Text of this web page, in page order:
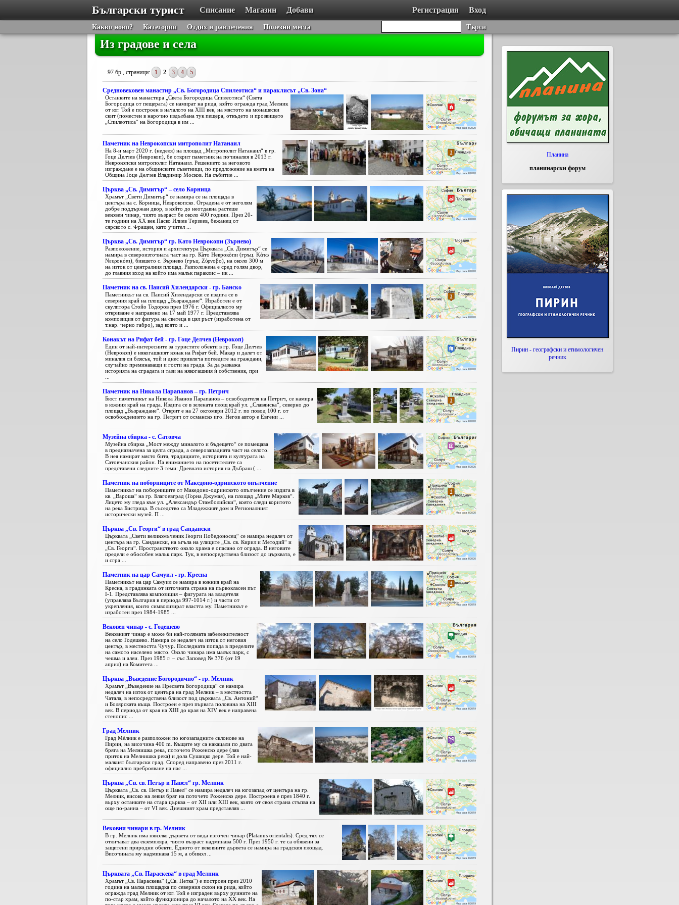
Български турист Списание Магазин Добави Вход
Регистрация
Какво ново? Категории Отдих и равлечения Полезни места Търси
Из градове и села
97 бр., страници: 1 2 3 4 5
Средновековен манастир „Св. Богородица Спилеотиса“ и параклисът „Св. Зона“
Останките на манастира „Света Богородица Спилеотиса“ (Света
Богородица от пещерата) се намират на рида, който огражда град Мелник
от юг. Той е построен в началото на XIII век, на мястото на монашески
скит (поместен в нарочно издълбана тук пещера, откъдето и прозвището
„Спилеотиса“ на Богородица в им ...
Паметник на Неврокопски митрополит Натанаил
На 8-и март 2020 г. (неделя) на площад „Митрополит Натанаил“ в гр.
Гоце Делчев (Неврокоп), бе открит паметник на починалия в 2013 г.
Неврокопски митрополит Натанаил. Решението за неговото
изграждане е на общинските съветници, по предложение на кмета на
Община Гоце Делчев Владимир Москов. На събитие ...
Църква „Св. Димитър“ – село Корница
Храмът „Свети Димитър“ се намира се на площада в
центъра на с. Корница, Неврокопско. Оградена е от неголям
добре поддържан двор, в който до неотдавна растеше
вековен чинар, чиято възраст бе около 400 години. През 20-
те години на XX век Паско Илиев Терзиев, бежанец от
сярското с. Фращен, като учител ...
Църква „Св. Димитър“ гр. Като Неврокопи (Зърнево)
Разположение, история и архитектура Църквата „Св. Димитър“ се
намира в североизточната част на гр. Кàто Неврокòпи (гръц. Κάτω
Νευροκόπι), бившето с. Зърнево (гръц. Ζύρνοβο), на около 300 м
на изток от централния площад. Разположена е сред голям двор,
до главния вход на който има малък параклис – ик ...
Паметник на св. Паисий Хилендарски - гр. Банско
Паметникът на св. Паисий Хилендарски се издига се в
северния край на площад „Възраждане“. Изработен е от
скулптора Стойо Тодоров през 1976 г. Официалното му
откриване е направено на 17 май 1977 г. Представлява
композиция от фигура на светеца в цял ръст (изработена от
т.нар. черно габро), зад която и ...
Конакът на Рифат бей - гр. Гоце Делчев (Неврокоп)
Един от най-интересните за туристите обекти в гр. Гоце Делчев
(Неврокоп) е някогашният конак на Рифат бей. Макар и далеч от
миналия си блясък, той и днес привлича погледите на граждани,
случайно преминаващи и гости на града. За да разкажа
историята на сградата и тази на някогашния ѝ собственик, при
Паметник на Никола Парапанов – гр. Петрич
Бюст паметникът на Никола Иванов Парапанов – освободителя на Петрич, се намира
в южния край на града. Издига се в зелената площ край ул. „Славянска“, северно до
площад „Възраждане“. Открит е на 27 октомври 2012 г. по повод 100 г. от
освобождението на гр. Петрич от османско иго. Негов автор е Евгени ...
Музейна сбирка - с. Сатовча
Музейна сбирка „Мост между миналото и бъдещето“ се помещава
в предназначена за целта сграда, а северозападната част на селото.
В нея намират място бита, традициите, историята и културата на
Сатовчанския район. На вниманието на посетителите са
представени следните 3 теми: Древната история на Дъбраш ( ...
Паметник на поборниците от Македоно-одринското опълчение
Паметникът на поборниците от Македоно-одринското опълчение се издига в
кв. „Вароша“ на гр. Благоевград (Горна Джумая), на площад „Мите Марков“.
Лицето му гледа към ул. „Александър Стамболийски“, която следи коритото
на река Бистрица. В съседство са Младежкият дом и Регионалният
исторически музей. П ...
Църква „Св. Георги“ в град Сандански
Църквата „Свети великомъченик Георги Победоносец“ се намира недалеч от
центъра на гр. Сандански, на ъгъла на улиците „Св. св. Кирил и Методий“ и
„Св. Георги“. Пространството около храма е опасано от ограда. В неговите
предели е обособен малък парк. Тук, в непосредствена близост до църквата, е
и сгра ...
Паметник на цар Самуил - гр. Кресна
Паметникът на цар Самуил се намира в южния край на
Кресна, в градинката от източната страна на първокласен път
I-1. Представлява композиция – фигурата на владетеля
(управлява България в периода 997-1014 г.) и части от
укрепления, които символизират властта му. Паметникът е
изработен през 1984-1985 ...
Вековен чинар - с. Годешево
Вековният чинар е може би най-голямата забележителност
на село Годешево. Намира се недалеч на изток от неговия
център, в местността Чучур. Последната попада в пределите
на самото населено място. Около чинара има малък парк, с
чешма и алеи. През 1985 г. – със Заповед № 376 (от 19
април) на Комитета ...
Църква „Въведение Богородично“ - гр. Мелник
Храмът „Въведение на Пресвета Богородица“ се намира
недалеч на изток от центъра на град Мелник – в местността
Чатала, в непосредствена близост под църквата „Св. Антоний“
и Болярската къща. Построен е през първата половина на XIII
век. В периода от края на XIII до края на XIV век е направена
стенопис ...
Град Мелник
Град Мèлник е разположен по югозападните склонове на
Пирин, на височина 400 m. Къщите му са накацали по двата
бряга на Мелнишка река, поточето Роженско дере (ляв
приток на Мелнишка река) и дола Сушицко дере. Той е най-
малкият български град. Според направено през 2011 г.
официално преброяване на нас ...
Църква „Св. св. Петър и Павел“ гр. Мелник
Църквата „Св. св. Петър и Павел“ се намира недалеч на югозапад от центъра на гр.
Мелник, високо на левия бряг на поточето Роженско дере. Построена е през 1840 г.
върху останките на стара църква – от XII или XIII век, която от своя страна стъпва на
още по-ранна – от VI век. Днешният храм представляв ...
Вековни чинари в гр. Мелник
В гр. Мелник има няколко дървета от вида източен чинар (Platanus orientalis). Сред тях се
отличават два екземпляра, чиято възраст надминава 500 г. През 1950 г. те са обявени за
защитени природни обекти. Едното от вековните дървета се намира на градския площад.
Височината му надминава 15 м, а обикол ...
Църквата „Св. Параскева“ в град Мелник
Храмът „Св. Параскева“ („Св. Петка“) е построен през 2010
година на малка площадка по северния склон на рида, който
огражда град Мелник от юг. Той е изграден върху руините на
по-стар храм, който функционира до началото на XX век. На
Планина
планинарски форум
Пирин - географски и етимологичен
речник